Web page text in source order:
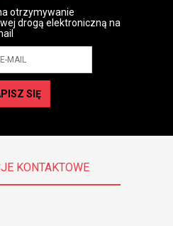
otrzymywanie
drogą elektroniczną na
SIĘ
KONTAKTOWE